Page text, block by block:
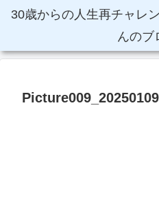
30歳からの人生再チャレ
んのブ